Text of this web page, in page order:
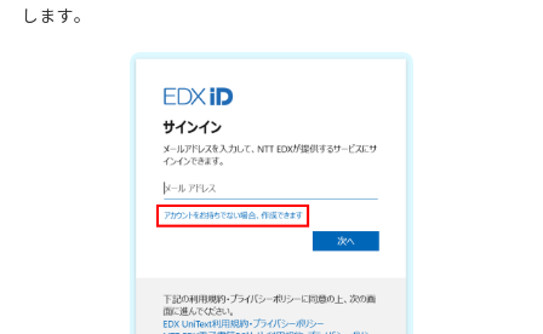
します。